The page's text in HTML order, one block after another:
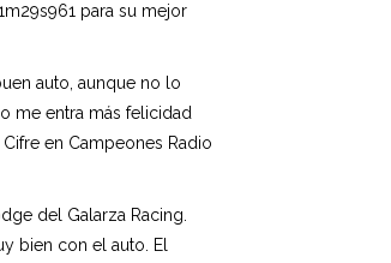
para su mejor
auto, aunque no lo
me entra más felicidad
en Campeones Radio
del Galarza Racing.
bien con el auto. El